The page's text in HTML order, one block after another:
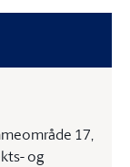
17,
og